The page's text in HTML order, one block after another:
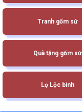
Tranh gốm sứ
Quà tặng gốm sứ
Lọ Lộc bình